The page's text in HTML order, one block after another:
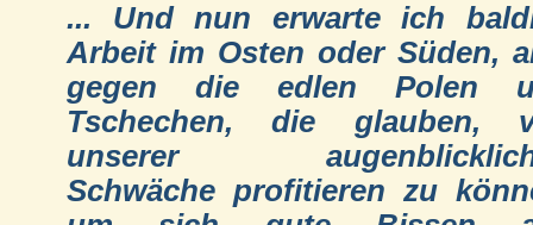
... Und nun erwarte ich
Arbeit im Osten oder Süden,
gegen die edlen Polen
Tschechen, die glauben,
unserer
Schwäche profitieren zu